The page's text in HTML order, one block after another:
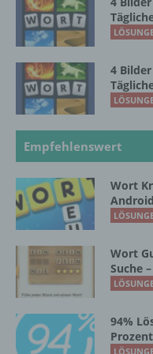
4
Empfehlenswert
Wort
Wort
Suche
94%
i) Empfänger
Empfänger ist
Person,
Stelle, der
offengelegt
es sich bei ihr
nicht.
bestimmten
dem
Mitgliedstaaten
jedoch nicht als
j) Dritter
Dritter ist eine
Person,